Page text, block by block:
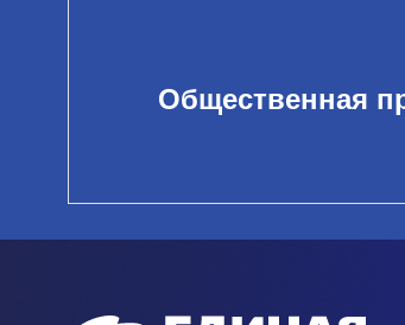
Общественная